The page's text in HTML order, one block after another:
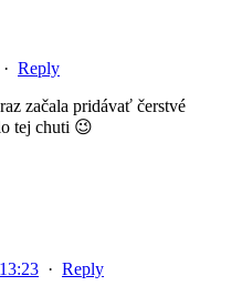
· Reply
začala pridávať čerstvé
tej chuti 😉
· Reply